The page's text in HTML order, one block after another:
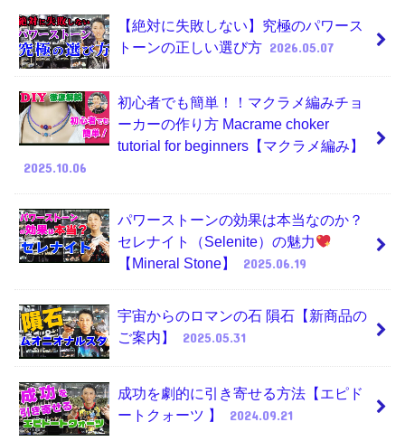
【絶対に失敗しない】究極のパワース
トーンの正しい選び方 2026.05.07
初心者でも簡単！！マクラメ編みチョ
ーカーの作り方 Macrame choker
tutorial for beginners【マクラメ編み】
2025.10.06
パワーストーンの効果は本当なのか？
セレナイト（Selenite）の魅力
【Mineral Stone】
2025.06.19
宇宙からのロマンの石 隕石【新商品の
ご案内】
2025.05.31
成功を劇的に引き寄せる方法【エピド
ートクォーツ 】
2024.09.21